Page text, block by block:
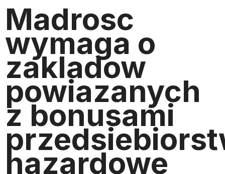
Madrosc
wymaga o
zakladow
powiazanych
z bonusami
hazardowe